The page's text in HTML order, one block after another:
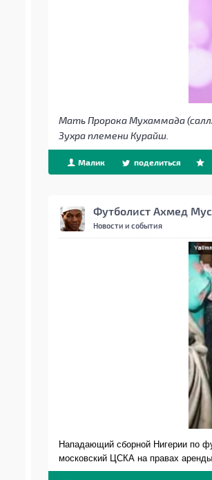
Мать Пророка Мухаммада
Зухра племени Курайш.
Малик поделиться
Футболист Ахмед
Новости и события
Нападающий сборной Нигерии по
московский ЦСКА на правах